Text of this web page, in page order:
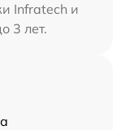
Infratech и
3 лет.